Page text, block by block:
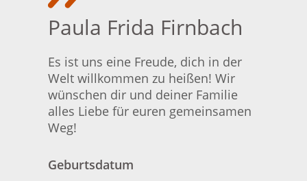
Paula Frida Firnbach
Es ist uns eine Freude, dich in der
Welt willkommen zu heißen! Wir
wünschen dir und deiner Familie
alles Liebe für euren gemeinsamen
Weg!
Geburtsdatum